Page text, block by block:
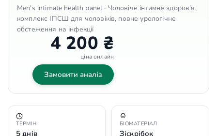
Men's intimate health panel · Чоловіче інтимне здоров'я,
комплекс ІПСШ для чоловіків, повне урологічне
обстеження на інфекції
4 200 ₴
ціна онлайн
Замовити аналіз
ТЕРМІН
5 днів
БІОМАТЕРІАЛ
Зіскрібок